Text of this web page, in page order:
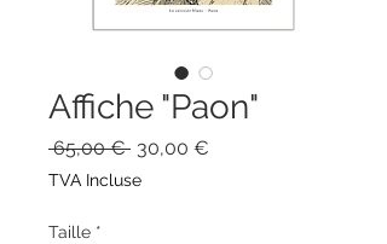
Affiche "Paon"
65,00 € Prix
30,00 €
TVA Incluse
Taille *